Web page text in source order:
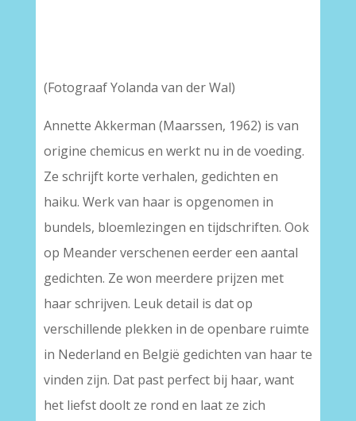
(Fotograaf Yolanda van der Wal)
Annette Akkerman (Maarssen, 1962) is van
origine chemicus en werkt nu in de voeding.
Ze schrijft korte verhalen, gedichten en
haiku. Werk van haar is opgenomen in
bundels, bloemlezingen en tijdschriften. Ook
op Meander verschenen eerder een aantal
gedichten. Ze won meerdere prijzen met
haar schrijven. Leuk detail is dat op
verschillende plekken in de openbare ruimte
in Nederland en België gedichten van haar te
vinden zijn. Dat past perfect bij haar, want
het liefst doolt ze rond en laat ze zich